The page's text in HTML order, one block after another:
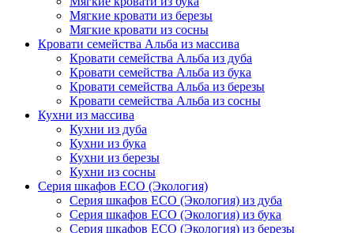
Мягкие кровати из березы
Мягкие кровати из сосны
Кровати семейства Альба из массива
Кровати семейства Альба из дуба
Кровати семейства Альба из бука
Кровати семейства Альба из березы
Кровати семейства Альба из сосны
Кухни из массива
Кухни из дуба
Кухни из бука
Кухни из березы
Кухни из сосны
Серия шкафов ECO (Экология)
Серия шкафов ECO (Экология) из дуба
Серия шкафов ECO (Экология) из бука
Серия шкафов ECO (Экология) из березы